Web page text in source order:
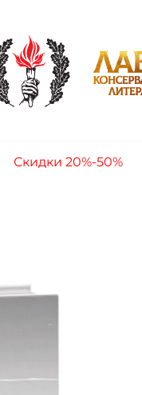
Скидки 20%-50%